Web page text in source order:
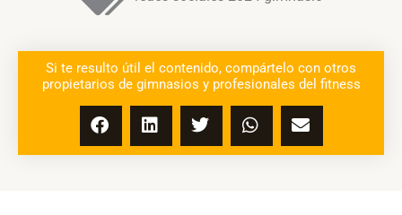
Si te resulto útil el contenido, compártelo con otros
propietarios de gimnasios y profesionales del fitness